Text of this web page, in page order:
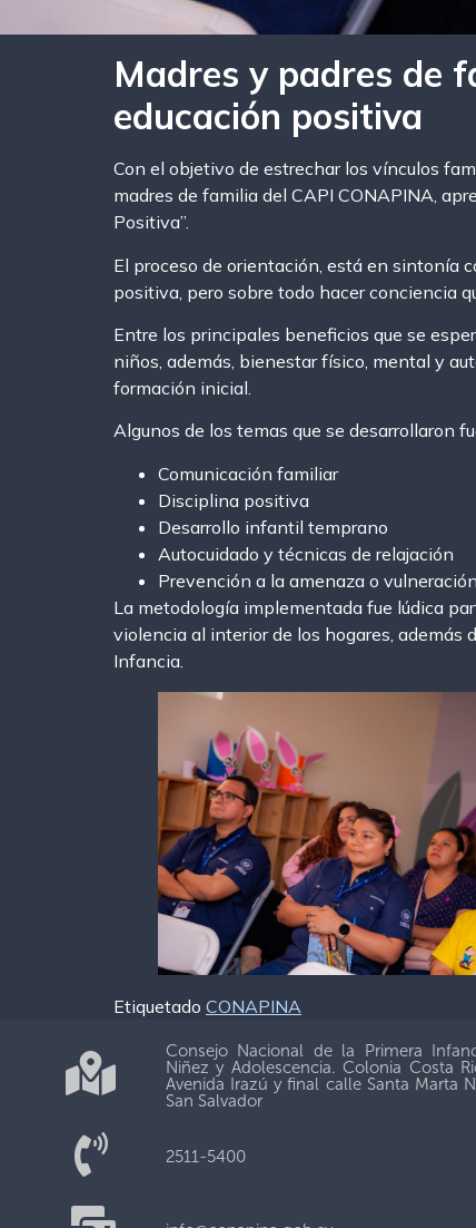
Madres y padres de
educación positiva
Con el objetivo de estrechar los vínculos
madres de familia del CAPI CONAPINA,
Positiva”.
El proceso de orientación, está en sintonía
positiva, pero sobre todo hacer conciencia
Entre los principales beneficios que se
niños, además, bienestar físico, mental y
formación inicial.
Algunos de los temas que se desarrollaron
Comunicación familiar
Disciplina positiva
Desarrollo infantil temprano
Autocuidado y técnicas de relajación
Prevención a la amenaza o
La metodología implementada fue lúdica
violencia al interior de los hogares, además
Infancia.
Etiquetado CONAPINA
Consejo Nacional de la Primera
Niñez y Adolescencia. Colonia Costa
Avenida Irazú y final calle Santa Marta
San Salvador
2511-5400